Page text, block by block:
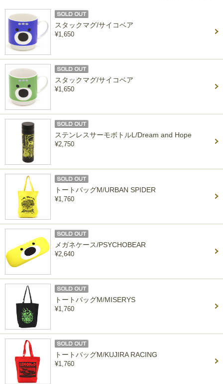
スタックマグ/サイコベア
¥1,650
スタックマグ/サイコベア
¥1,650
ステンレスサーモボトルL/Dream and Hope
¥2,750
トートバッグM/URBAN SPIDER
¥1,760
メガネケース/PSYCHOBEAR
¥2,640
トートバッグM/MISERYS
¥1,760
トートバッグM/KUJIRA RACING
¥1,760